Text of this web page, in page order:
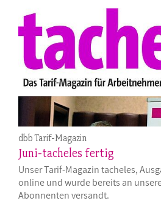
dbb Tarif-Magazin
Juni-tacheles fertig
Unser Tarif-Magazin tacheles,
online und wurde bereits an
Abonnenten versandt.